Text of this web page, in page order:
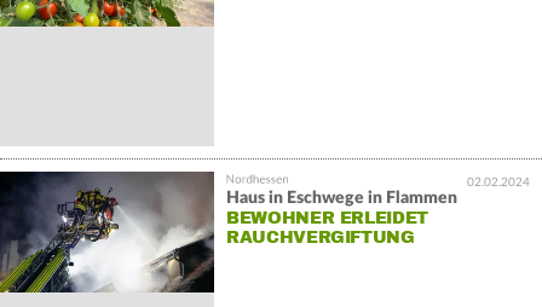
02.02.2024
Haus in Eschwege in Flammen
BEWOHNER ERLEIDET
RAUCHVERGIFTUNG